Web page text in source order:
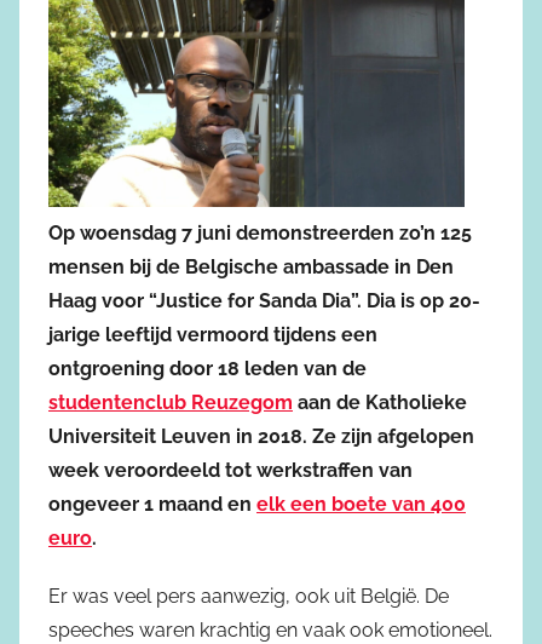
Op woensdag 7 juni demonstreerden zo’n 125
mensen bij de Belgische ambassade in Den
Haag voor “Justice for Sanda Dia”. Dia is op 20-
jarige leeftijd vermoord tijdens een
ontgroening door 18 leden van de
studentenclub Reuzegom aan de Katholieke
Universiteit Leuven in 2018. Ze zijn afgelopen
week veroordeeld tot werkstraffen van
ongeveer 1 maand en elk een boete van 400
euro.
Er was veel pers aanwezig, ook uit België. De
speeches waren krachtig en vaak ook emotioneel.